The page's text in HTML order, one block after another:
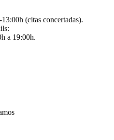
(citas concertadas).
a 19:00h.